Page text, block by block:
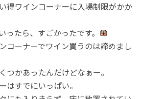
得ワインコーナーに入場制限がかか
ったら、すごかったです。
コーナーでワイン買うのは諦めまし
つかあったんだけどなぁー。
はすでにいっぱい。